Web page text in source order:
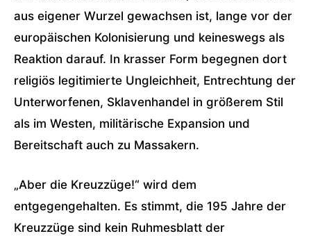
aus eigener Wurzel gewachsen ist, lange vor der
europäischen Kolonisierung und keineswegs als
Reaktion darauf. In krasser Form begegnen dort
religiös legitimierte Ungleichheit, Entrechtung der
Unterworfenen, Sklavenhandel in größerem Stil
als im Westen, militärische Expansion und
Bereitschaft auch zu Massakern.
„Aber die Kreuzzüge!“ wird dem
entgegengehalten. Es stimmt, die 195 Jahre der
Kreuzzüge sind kein Ruhmesblatt der